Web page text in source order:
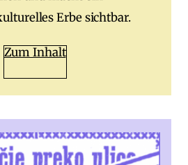
Erbe sichtbar.
Zum Inhalt